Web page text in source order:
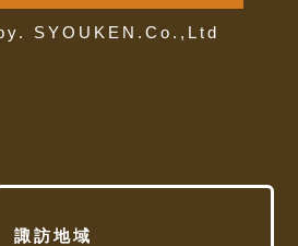
SYOUKEN.Co.,Ltd
諏訪地域